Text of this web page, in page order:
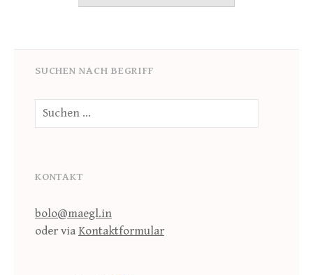
SUCHEN NACH BEGRIFF
Suche
nach:
KONTAKT
bolo@maegl.in
oder via Kontaktformular